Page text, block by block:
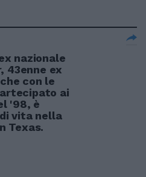
nazionale
43enne ex
con le
ai
'98, è
vita nella
Texas.